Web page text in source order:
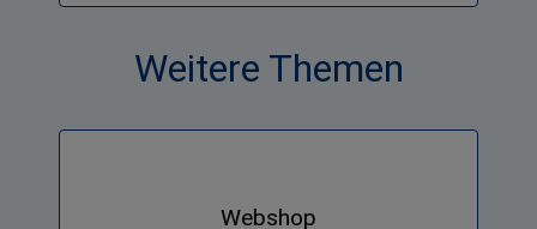
Weitere Themen
Webshop